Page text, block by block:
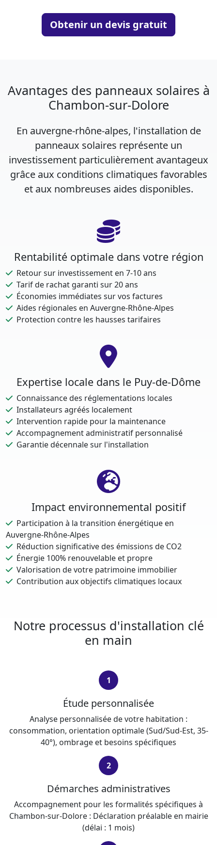
Obtenir un devis gratuit
Avantages des panneaux solaires à
Chambon-sur-Dolore
En auvergne-rhône-alpes, l'installation de
panneaux solaires représente un
investissement particulièrement avantageux
grâce aux conditions climatiques favorables
et aux nombreuses aides disponibles.
Rentabilité optimale dans votre région
Retour sur investissement en 7-10 ans
Tarif de rachat garanti sur 20 ans
Économies immédiates sur vos factures
Aides régionales en Auvergne-Rhône-Alpes
Protection contre les hausses tarifaires
Expertise locale dans le Puy-de-Dôme
Connaissance des réglementations locales
Installateurs agréés localement
Intervention rapide pour la maintenance
Accompagnement administratif personnalisé
Garantie décennale sur l'installation
Impact environnemental positif
Participation à la transition énergétique en
Auvergne-Rhône-Alpes
Réduction significative des émissions de CO2
Énergie 100% renouvelable et propre
Valorisation de votre patrimoine immobilier
Contribution aux objectifs climatiques locaux
Notre processus d'installation clé
en main
1
Étude personnalisée
Analyse personnalisée de votre habitation :
consommation, orientation optimale (Sud/Sud-Est, 35-
40°), ombrage et besoins spécifiques
2
Démarches administratives
Accompagnement pour les formalités spécifiques à
Chambon-sur-Dolore : Déclaration préalable en mairie
(délai : 1 mois)